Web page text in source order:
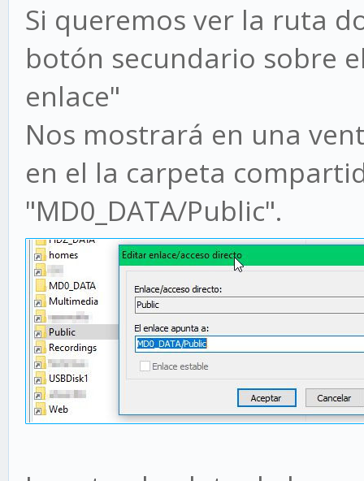
Si queremos ver la ruta
botón secundario sobre
enlace"
Nos mostrará en una
en el la carpeta
"MD0_DATA/Public".